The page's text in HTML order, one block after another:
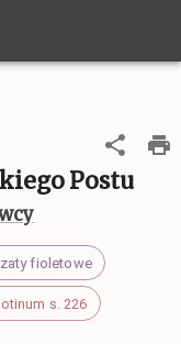
Postu
fioletowe
s. 226